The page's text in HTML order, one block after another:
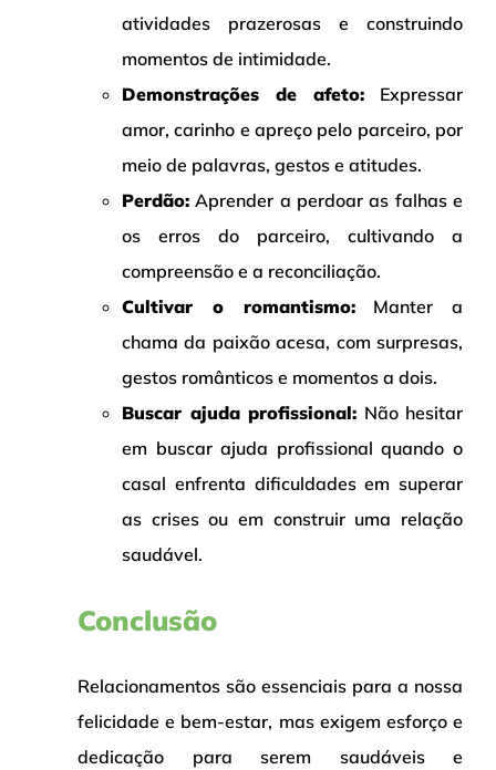
atividades prazerosas e construindo
momentos de intimidade.
Demonstrações de afeto: Expressar
amor, carinho e apreço pelo parceiro, por
meio de palavras, gestos e atitudes.
Perdão: Aprender a perdoar as falhas e
os erros do parceiro, cultivando a
compreensão e a reconciliação.
Cultivar o romantismo:Manter a
chama da paixão acesa, com surpresas,
gestos românticos e momentos a dois.
Buscar ajuda profissional: Não hesitar
em buscar ajuda profissional quando o
casal enfrenta dificuldades em superar
as crises ou em construir uma relação
saudável.
Conclusão
Relacionamentos são essenciais para a nossa
felicidade e bem-estar, mas exigem esforço e
dedicação para serem saudáveis e